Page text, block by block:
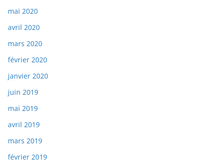
mai 2020
avril 2020
mars 2020
février 2020
janvier 2020
juin 2019
mai 2019
avril 2019
mars 2019
février 2019